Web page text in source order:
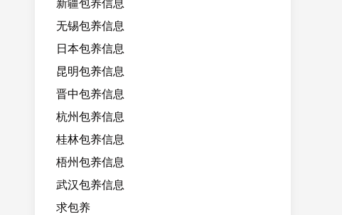
新疆包养信息
无锡包养信息
日本包养信息
昆明包养信息
晋中包养信息
杭州包养信息
桂林包养信息
梧州包养信息
武汉包养信息
求包养